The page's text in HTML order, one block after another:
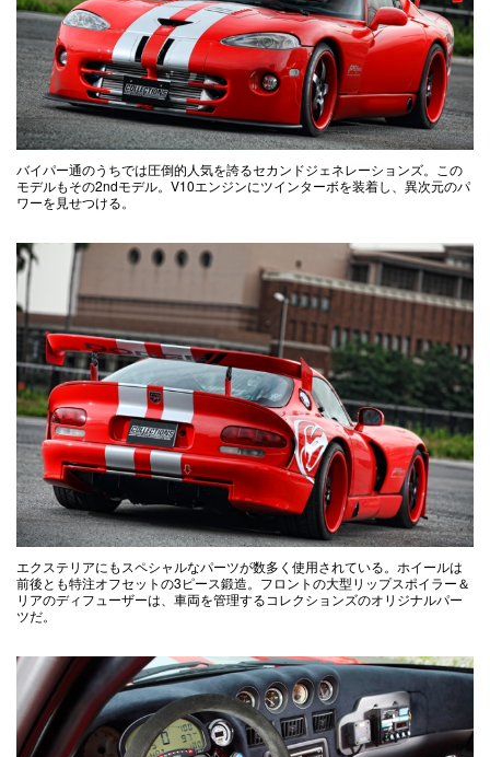
バイパー通のうちでは圧倒的人気を誇るセカンドジェネレーションズ。この
モデルもその2ndモデル。V10エンジンにツインターボを装着し、異次元のパ
ワーを見せつける。
エクステリアにもスペシャルなパーツが数多く使用されている。ホイールは
前後とも特注オフセットの3ピース鍛造。フロントの大型リップスポイラー＆
リアのディフューザーは、車両を管理するコレクションズのオリジナルパー
ツだ。